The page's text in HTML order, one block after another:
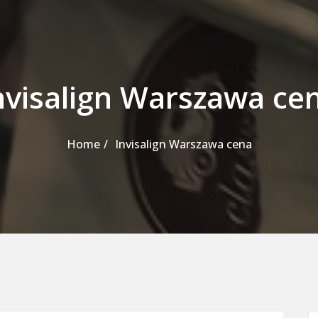
Warszawa
Home Invisalign Warszawa cena